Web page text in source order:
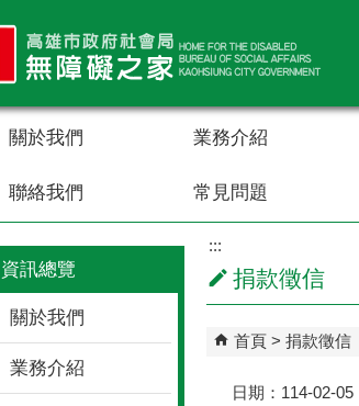
關於我們 業務介紹
聯絡我們 常見問題
資訊總覽
關於我們
業務介紹
:::
捐款徵信
首頁 捐款徵信
日期：114-